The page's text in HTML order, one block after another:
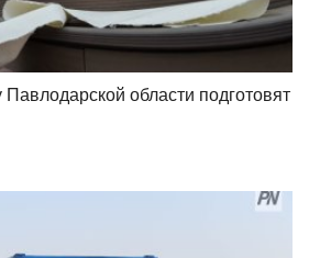
Павлодарской области подготовят